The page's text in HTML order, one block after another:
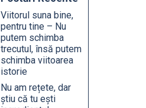
Viitorul suna bine,
pentru tine – Nu
putem schimba
trecutul, însă putem
schimba viitoarea
istorie
Nu am rețete, dar
știu că tu ești